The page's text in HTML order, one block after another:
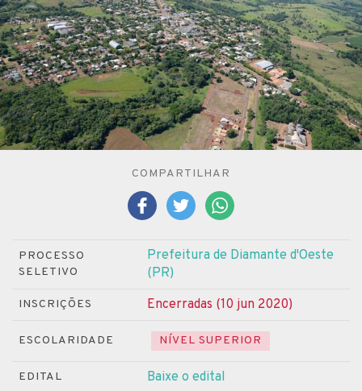
COMPARTILHAR
PROCESSO
SELETIVO
Prefeitura de Diamante d'Oeste
(PR)
INSCRIÇÕES Encerradas (10 jun 2020)
ESCOLARIDADE NÍVEL SUPERIOR
EDITAL Baixe o edital